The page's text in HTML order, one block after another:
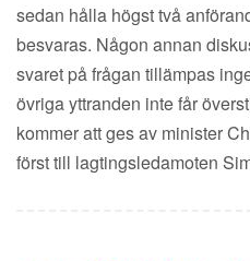
sedan hålla högst två
besvaras. Någon annan
svaret på frågan tillämpas
övriga yttranden inte får
kommer att ges av minister
först till lagtingsledamoten